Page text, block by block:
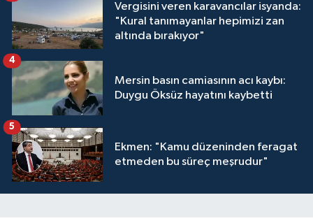
Vergisini veren karavancılar isyanda:
"Kural tanımayanlar hepimizi zan
altında bırakıyor"
Mersin basın camiasının acı kaybı:
Duygu Öksüz hayatını kaybetti
4
Ekmen: "Kamu düzeninden feragat
etmeden bu süreç meşrudur"
5